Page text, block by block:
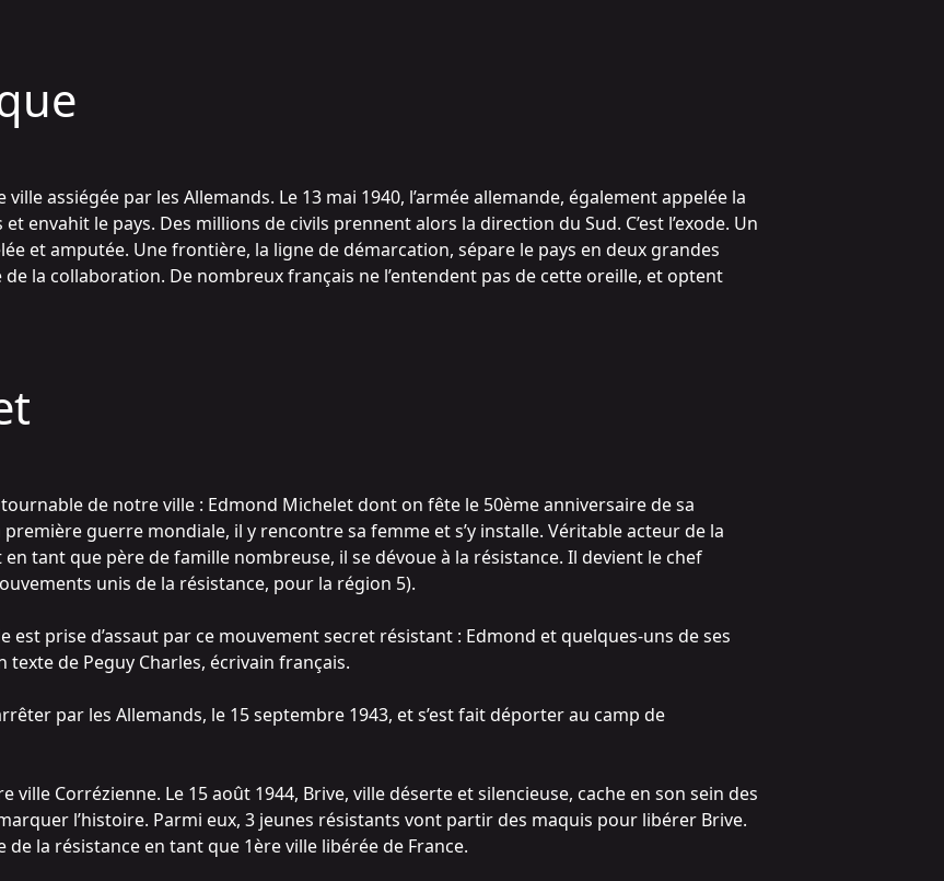
assiégée par les Allemands. Le 13 mai 1940, l’armée allemande, également appelée la
envahit le pays. Des millions de civils prennent alors la direction du Sud. C’est l’exode. Un
et amputée. Une frontière, la ligne de démarcation, sépare le pays en deux grandes
de la collaboration. De nombreux français ne l’entendent pas de cette oreille, et optent
de notre ville : Edmond Michelet dont on fête le 50ème anniversaire de sa
guerre mondiale, il y rencontre sa femme et s’y installe. Véritable acteur de la
tant que père de famille nombreuse, il se dévoue à la résistance. Il devient le chef
unis de la résistance, pour la région 5).
est prise d’assaut par ce mouvement secret résistant : Edmond et quelques-uns de ses
de Peguy Charles, écrivain français.
par les Allemands, le 15 septembre 1943, et s’est fait déporter au camp de
ville Corrézienne. Le 15 août 1944, Brive, ville déserte et silencieuse, cache en son sein des
l’histoire. Parmi eux, 3 jeunes résistants vont partir des maquis pour libérer Brive.
la résistance en tant que 1ère ville libérée de France.